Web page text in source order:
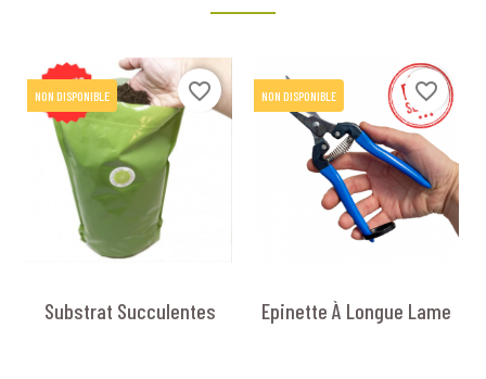
NON DISPONIBLE favorite_border
Substrat Succulentes
NON DISPONIBLE favorite_border
Epinette À Longue Lame